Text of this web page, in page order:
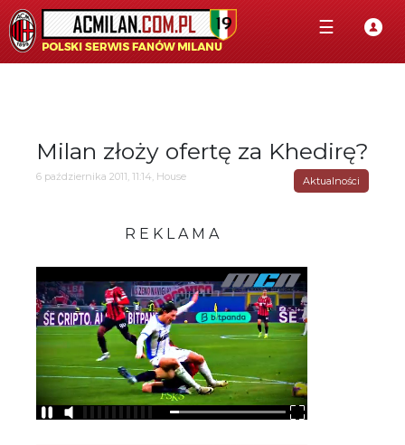
☰
Milan złoży ofertę za Khedirę?
6 października 2011, 11:14, House Aktualności
R E K L A M A